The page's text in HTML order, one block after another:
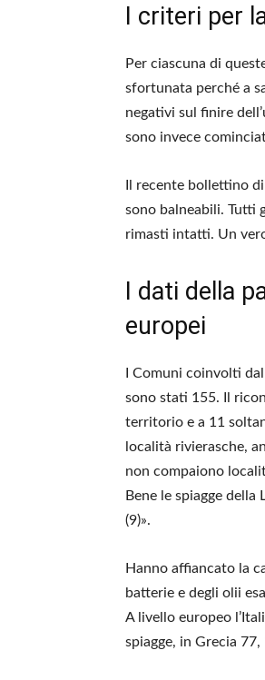
I criteri per
Per ciascuna di
sfortunata perché a
negativi sul finire
sono invece
Il recente bollettino
sono balneabili. Tutti
rimasti intatti. Un
I dati della
europei
I Comuni coinvolti
sono stati 155. Il
territorio e a 11
località rivierasche,
non compaiono
Bene le spiagge della
(9)».
Hanno affiancato la
batterie e degli olii
A livello europeo
spiagge, in Grecia